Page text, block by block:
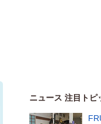
ニュース 注目トピ